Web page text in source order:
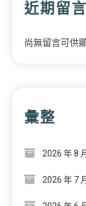
近期留言
尚無留言可供
彙整
2026 年 8
2026 年 7